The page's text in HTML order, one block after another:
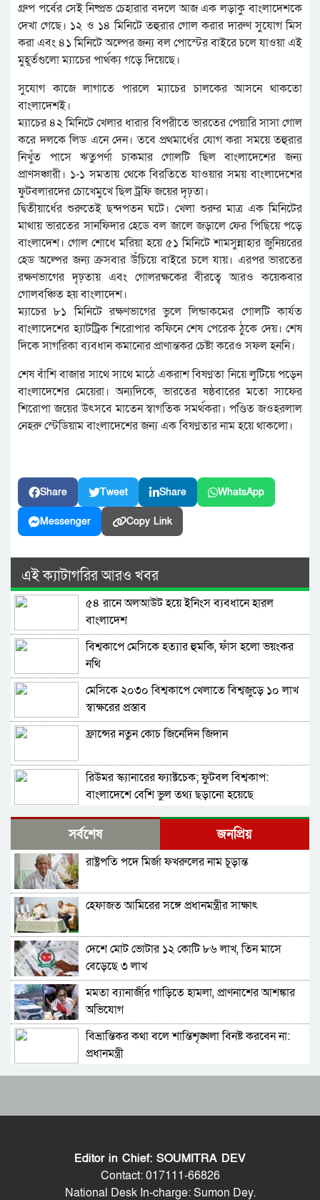
গ্রুপ পর্বের সেই নিষ্প্রভ চেহারার বদলে আজ এক লড়াকু বাংলাদেশকে
দেখা গেছে। ১২ ও ১৪ মিনিটে তহুরার গোল করার দারুণ সুযোগ মিস
করা এবং ৪১ মিনিটে অল্পের জন্য বল পোস্টের বাইরে চলে যাওয়া এই
মুহূর্তগুলো ম্যাচের পার্থক্য গড়ে দিয়েছে।
সুযোগ কাজে লাগাতে পারলে ম্যাচের চালকের আসনে থাকতো
বাংলাদেশই।
ম্যাচের ৪২ মিনিটে খেলার ধারার বিপরীতে ভারতের পেয়ারি সাসা গোল
করে দলকে লিড এনে দেন। তবে প্রথমার্ধের যোগ করা সময়ে তহুরার
নিখুঁত পাসে ঋতুপর্ণা চাকমার গোলটি ছিল বাংলাদেশের জন্য
প্রাণসঞ্চারী। ১-১ সমতায় থেকে বিরতিতে যাওয়ার সময় বাংলাদেশের
ফুটবলারদের চোখেমুখে ছিল ট্রফি জয়ের দৃঢ়তা।
দ্বিতীয়ার্ধের শুরুতেই ছন্দপতন ঘটে। খেলা শুরুর মাত্র এক মিনিটের
মাথায় ভারতের সানফিদার হেডে বল জালে জড়ালে ফের পিছিয়ে পড়ে
বাংলাদেশ। গোল শোধে মরিয়া হয়ে ৫১ মিনিটে শামসুন্নাহার জুনিয়রের
হেড অল্পের জন্য ক্রসবার উঁচিয়ে বাইরে চলে যায়। এরপর ভারতের
রক্ষণভাগের দৃঢ়তায় এবং গোলরক্ষকের বীরত্বে আরও কয়েকবার
গোলবঞ্চিত হয় বাংলাদেশ।
ম্যাচের ৮১ মিনিটে রক্ষণভাগের ভুলে লিন্ডাকমের গোলটি কার্যত
বাংলাদেশের হ্যাটট্রিক শিরোপার কফিনে শেষ পেরেক ঠুকে দেয়। শেষ
দিকে সাগরিকা ব্যবধান কমানোর প্রাণান্তকর চেষ্টা করেও সফল হননি।
শেষ বাঁশি বাজার সাথে সাথে মাঠে একরাশ বিষণ্নতা নিয়ে লুটিয়ে পড়েন
বাংলাদেশের মেয়েরা। অন্যদিকে, ভারতের ষষ্ঠবারের মতো সাফের
শিরোপা জয়ের উৎসবে মাতেন স্বাগতিক সমর্থকরা। পণ্ডিত জওহরলাল
নেহরু স্টেডিয়াম বাংলাদেশের জন্য এক বিষণ্নতার নাম হয়ে থাকলো।
Share Tweet Share WhatsApp
Messenger Copy Link
এই ক্যাটাগরির আরও খবর
৫৪ রানে অলআউট হয়ে ইনিংস ব্যবধানে হারল
বাংলাদেশ
বিশ্বকাপে মেসিকে হত্যার হুমকি, ফাঁস হলো ভয়ংকর
নথি
মেসিকে ২০৩০ বিশ্বকাপে খেলাতে বিশ্বজুড়ে ১০ লাখ
স্বাক্ষরের প্রস্তাব
ফ্রান্সের নতুন কোচ জিনেদিন জিদান
রিউমর স্ক্যানারের ফ্যাক্টচেক; ফুটবল বিশ্বকাপ:
বাংলাদেশে বেশি ভুল তথ্য ছড়ানো হয়েছে
টি–টুয়েন্টিতে নতুন রেকর্ড গড়ল ভারত
ফাইনালে যত ষড়যন্ত্রতত্ত্ব: খেলোয়াড়দের পরিবারকে
বিশ্বকাপের ফাইনালে হেরে ভেঙে পড়া মেসিকে স্ত্রীর
থিয়াগো মেসিতে স্বপ্ন আর্জেন্টিনার
মেসিকে বিশ্বকাপের সেরা ফুটবলার ঘোষণা
আইএফএফএইচএসের
বিশ্বকাপের ফাইনালে লাল কার্ড দেখা ফার্নান্দেজের
আবেগঘন বার্তা
আর্জেন্টিনা হারায় দুঃখ পাইনি,দুই দলই ভালো খেলেছে:
ডোনাল্ড ট্রাম্প
সর্বশেষ জনপ্রিয়
রাষ্ট্রপতি পদে মির্জা ফখরুলের নাম চূড়ান্ত
হেফাজত আমিরের সঙ্গে প্রধানমন্ত্রীর সাক্ষাৎ
দেশে মোট ভোটার ১২ কোটি ৮৬ লাখ, তিন মাসে
বেড়েছে ৩ লাখ
মমতা ব্যানার্জীর গাড়িতে হামলা, প্রাণনাশের আশঙ্কার
অভিযোগ
বিভ্রান্তিকর কথা বলে শান্তিশৃঙ্খলা বিনষ্ট করবেন না:
প্রধানমন্ত্রী
যুক্তরাষ্ট্রের সঙ্গে সমঝোতায় পৌঁছানোর এখনই ‘সেরা
ভারতের প্রধানমন্ত্রী নরেন্দ্র মোদির সঙ্গে ফোনে কথা
জেডি ভ্যান্সের, গভীর হচ্ছে ভারত-যুক্তরাষ্ট্র সম্পর্ক
Editor in Chief: SOUMITRA DEV
Contact: 017111-66826
National Desk In-charge: Sumon Dey.